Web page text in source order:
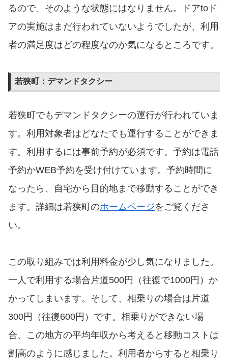
るので、そのような状態にはなりません。ドアtoド
アの実施はまだ行われていないようでしたが、利用
者の満足度はどの程度なのか気になるところです。
若狭町：デマンドタクシー
若狭町でもデマンドタクシーの運行が行われていま
す。利用対象者はどなたでも運行することができま
す。利用するには事前予約が必須です。予約は電話
予約かWEB予約を受け付けています。予約時間に
なったら、自宅から目的地まで移動することができ
ます。詳細は若狭町のホームページをご覧くださ
い。
この取り組みでは利用料金が少し気になりました。
一人で利用する場合片道500円（往復で1000円）か
かってしまいます。そして、相乗りの場合は片道
300円（往復600円）です。相乗りができない場
合、この地方の平均年収から考えると移動コストは
割高のように感じました。利用者からすると相乗り